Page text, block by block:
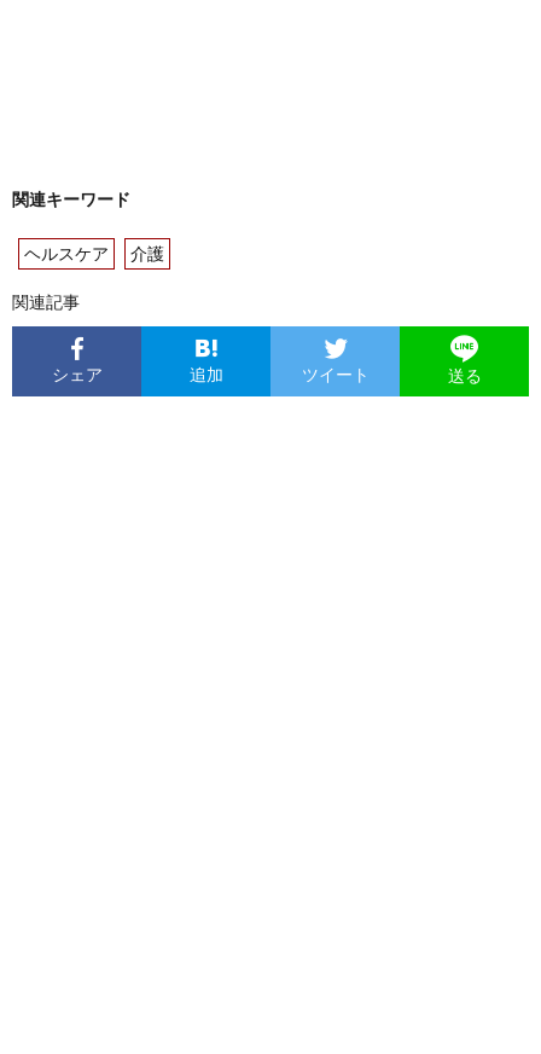
関連キーワード
ヘルスケア 介護
関連記事
シェア 追加 ツイート 送る